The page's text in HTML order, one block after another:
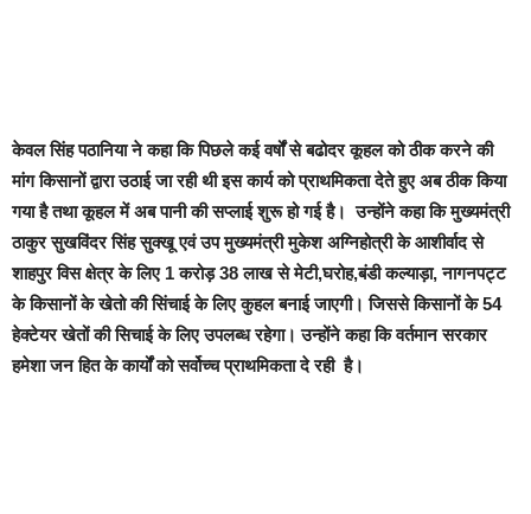
केवल सिंह पठानिया ने कहा कि पिछले कई वर्षों से बढोदर कूहल को ठीक करने की
मांग किसानों द्वारा उठाई जा रही थी इस कार्य को प्राथमिकता देते हुए अब ठीक किया
गया है तथा कूहल में अब पानी की सप्लाई शुरू हो गई है। उन्होंने कहा कि मुख्यमंत्री
ठाकुर सुखविंदर सिंह सुक्खू एवं उप मुख्यमंत्री मुकेश अग्निहोत्री के आशीर्वाद से
शाहपुर विस क्षेत्र के लिए 1 करोड़ 38 लाख से मेटी,घरोह,बंडी कल्याड़ा, नागनपट्ट
के किसानों के खेतो की सिंचाई के लिए कुहल बनाई जाएगी। जिससे किसानों के 54
हेक्टेयर खेतों की सिचाई के लिए उपलब्ध रहेगा। उन्होंने कहा कि वर्तमान सरकार
हमेशा जन हित के कार्यों को सर्वोच्च प्राथमिकता दे रही है।